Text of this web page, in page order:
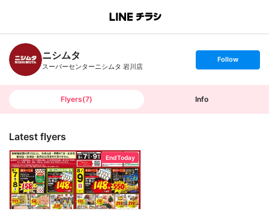
B
n
c
h
T
ニシムタ
スーパーセンターニシムタ 岩川店
s
t
o
Follow
Flyers(7) Info
Latest flyers
End Today